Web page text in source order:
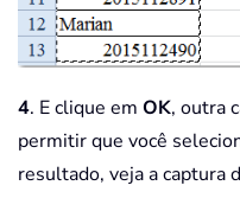
4. E clique em OK, outra
permitir que você
resultado, veja a captura